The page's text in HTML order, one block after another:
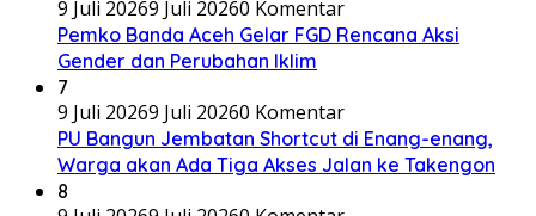
9 Juli 20269 Juli 20260 Komentar
Pemko Banda Aceh Gelar FGD Rencana Aksi
Gender dan Perubahan Iklim
7
9 Juli 20269 Juli 20260 Komentar
PU Bangun Jembatan Shortcut di Enang-enang,
Warga akan Ada Tiga Akses Jalan ke Takengon
8